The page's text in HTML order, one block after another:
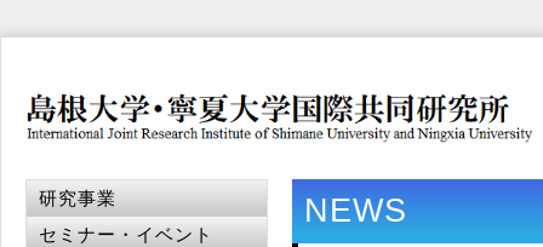
NEWS
研究事業
セミナー・イベント